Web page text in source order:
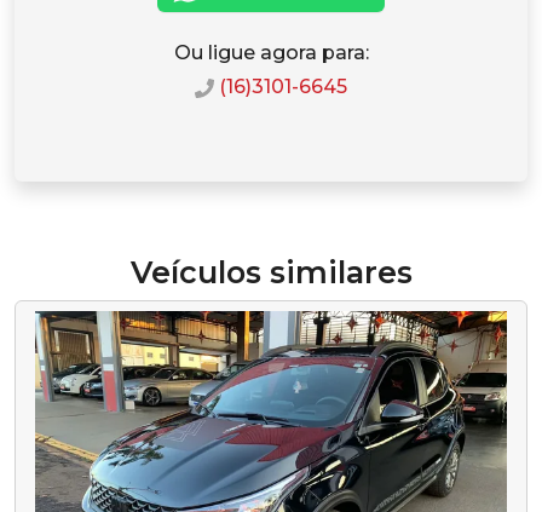
Ou ligue agora para:
(16)3101-6645
Veículos similares